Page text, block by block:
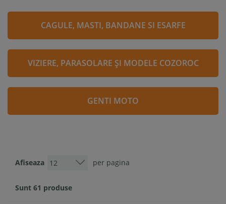
CAGULE, MASTI, BANDANE SI ESARFE
VIZIERE, PARASOLARE ȘI MODELE COZOROC
GENTI MOTO
Afiseaza per pagina
Sunt 61 produse